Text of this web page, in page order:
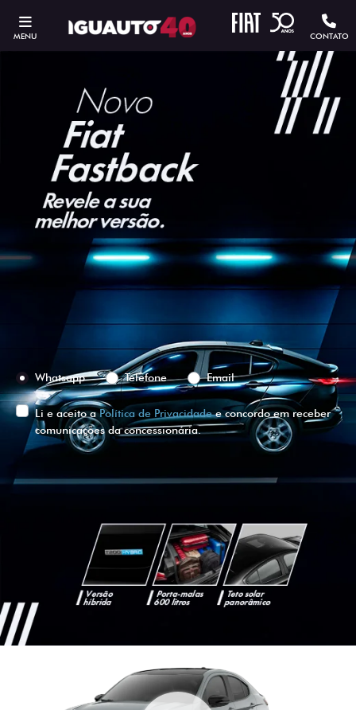
MENU CONTATO
ESTOU INTERESSADO
Versão escolhida
Preferência de contato:
Whatsapp
Telefone Email
Li e aceito aPolítica de Privacidadee concordo em receber
comunicações da concessionária.
ENTRAR EM CONTATO
VISUALIZE O
VEÍCULO EM
360°